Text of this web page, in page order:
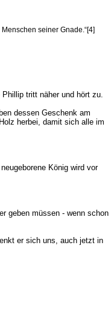
seiner Gnade.“[4]
tritt näher und hört zu.
dessen Geschenk am
herbei, damit sich alle im
König wird vor
geben müssen - wenn schon
er sich uns, auch jetzt in